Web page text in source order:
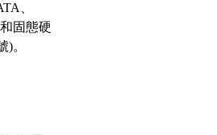
、
固態硬
。